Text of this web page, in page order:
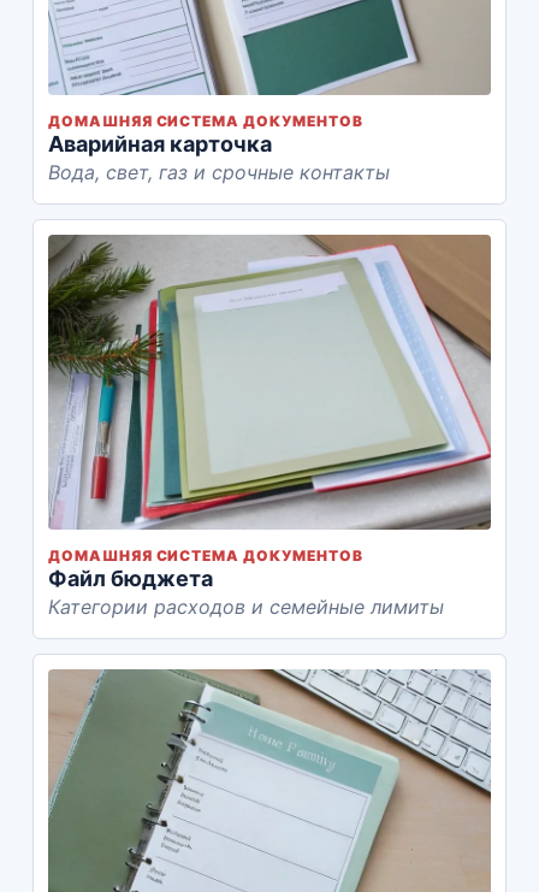
ДОМАШНЯЯ СИСТЕМА ДОКУМЕНТОВ
Аварийная карточка
Вода, свет, газ и срочные контакты
ДОМАШНЯЯ СИСТЕМА ДОКУМЕНТОВ
Файл бюджета
Категории расходов и семейные лимиты